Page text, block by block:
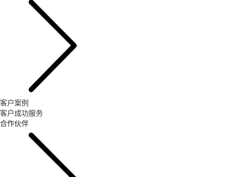
客户案例
客户成功服务
合作伙伴